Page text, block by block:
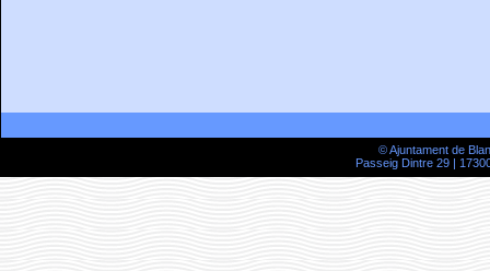
© Ajuntament de
Passeig Dintre 29 |